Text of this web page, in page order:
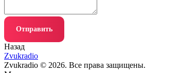
Отправить
Назад
Zvukradio
Zvukradio © 2026. Все права защищены.